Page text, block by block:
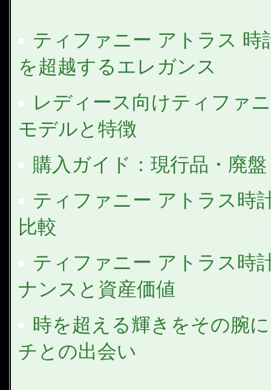
ティファニー アトラス 時
を超越するエレガンス
レディース向けティファ
モデルと特徴
購入ガイド：現行品・廃
ティファニー アトラス時
比較
ティファニー アトラス時
ナンスと資産価値
時を超える輝きをその腕
チとの出会い